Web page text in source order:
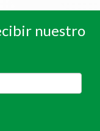
nuestro